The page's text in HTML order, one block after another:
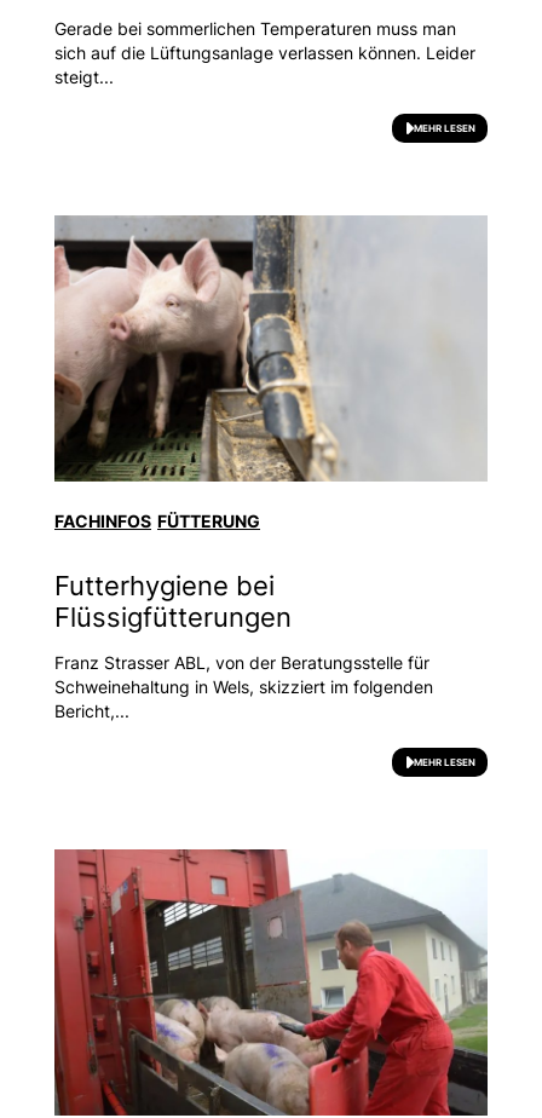
Gerade bei sommerlichen Temperaturen muss man
sich auf die Lüftungsanlage verlassen können. Leider
steigt...
MEHR LESEN
FACHINFOS FÜTTERUNG
Futterhygiene bei
Flüssigfütterungen
Franz Strasser ABL, von der Beratungsstelle für
Schweinehaltung in Wels, skizziert im folgenden
Bericht,...
MEHR LESEN